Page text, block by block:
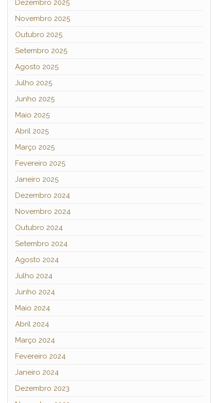
Dezembro 2025
Novembro 2025
Outubro 2025
Setembro 2025
Agosto 2025
Julho 2025
Junho 2025
Maio 2025
Abril 2025
Março 2025
Fevereiro 2025
Janeiro 2025
Dezembro 2024
Novembro 2024
Outubro 2024
Setembro 2024
Agosto 2024
Julho 2024
Junho 2024
Maio 2024
Abril 2024
Março 2024
Fevereiro 2024
Janeiro 2024
Dezembro 2023